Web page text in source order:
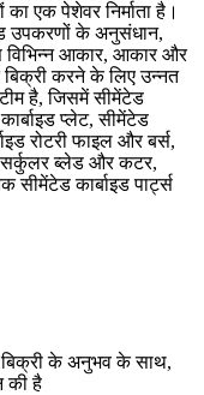
एक पेशेवर निर्माता है।
उपकरणों के अनुसंधान,
विभिन्न आकार, आकार और
बिक्री करने के लिए उन्नत
है, जिसमें सीमेंटेड
प्लेट, सीमेंटेड
रोटरी फाइल और बर्स,
सर्कुलर ब्लेड और कटर,
सीमेंटेड कार्बाइड पार्ट्स
बिक्री के अनुभव के साथ,
की है